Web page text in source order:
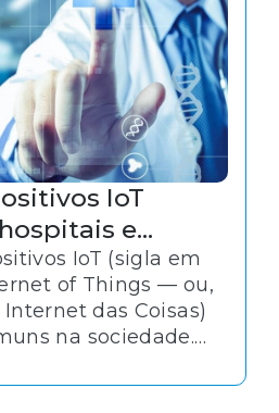
IoT
e
IoT (sigla em
of Things — ou,
das Coisas)
na sociedade.
de